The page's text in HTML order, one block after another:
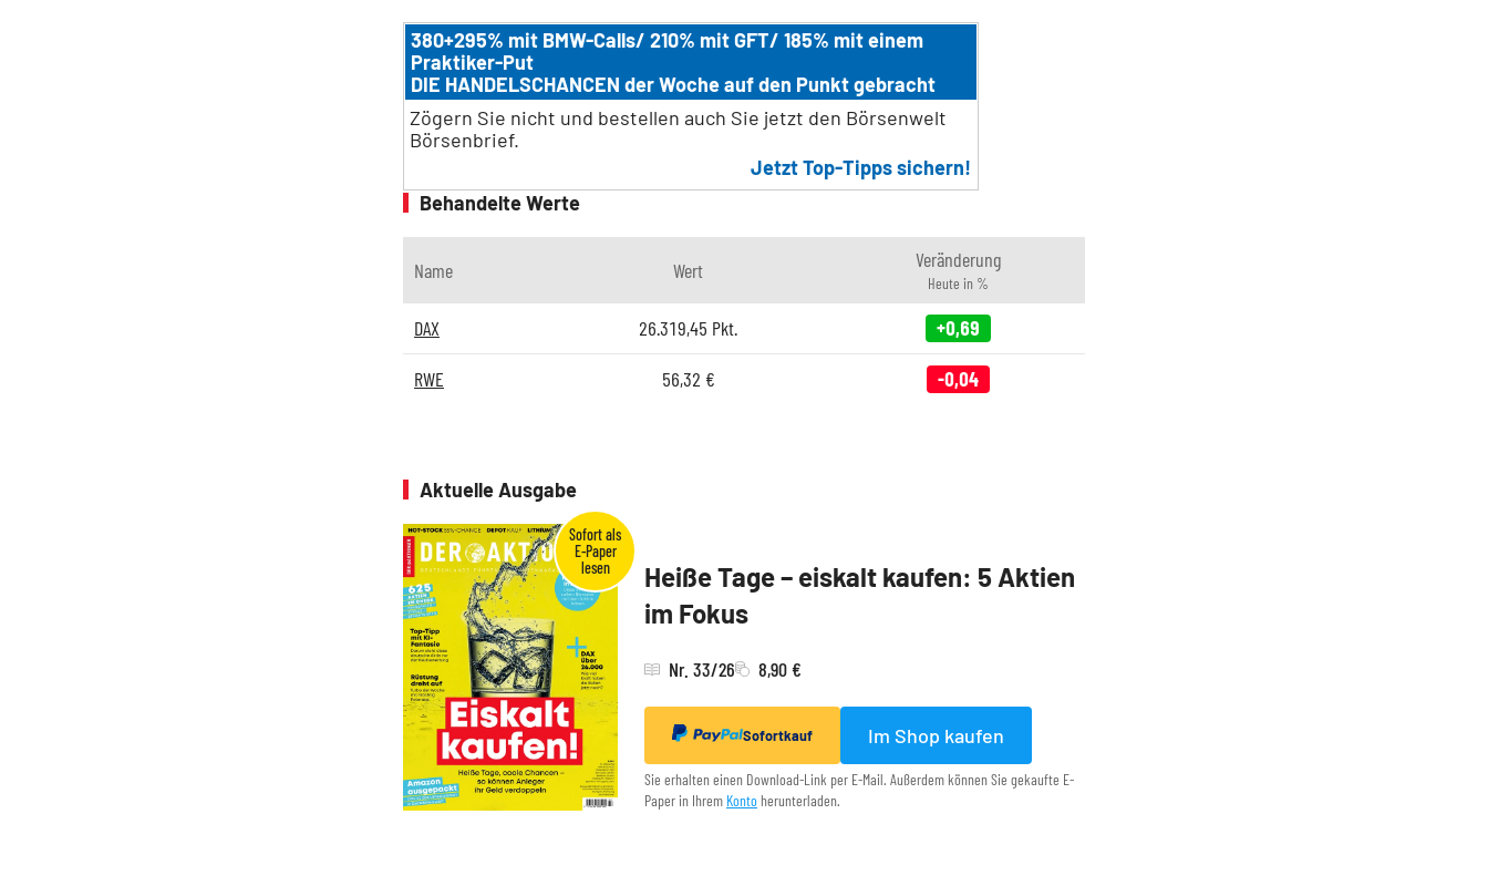
380+295% mit BMW-Calls/ 210% mit GFT/ 185% mit einem
Praktiker-Put
DIE HANDELSCHANCEN der Woche auf den Punkt gebracht
Zögern Sie nicht und bestellen auch Sie jetzt den Börsenwelt
Börsenbrief.
Jetzt Top-Tipps sichern!
Behandelte Werte
Name Wert Veränderung
Heute in %
DAX 26.319,45 Pkt. +0,69
RWE 56,32 € -0,04
Aktuelle Ausgabe
Heiße Tage – eiskalt kaufen: 5 Aktien
im Fokus
Nr. 33/26 8,90 €
Sofortkauf Im Shop kaufen
Sie erhalten einen Download-Link per E-Mail. Außerdem können Sie gekaufte E-
Paper in Ihrem Konto herunterladen.